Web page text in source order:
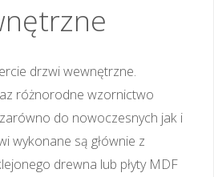
drzwi wewnętrzne.
różnorodne wzornictwo
do nowoczesnych jak i
wykonane są głównie z
drewna lub płyty MDF